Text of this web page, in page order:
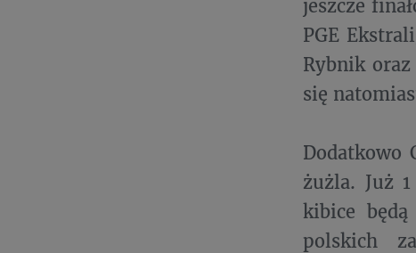
jeszcze
PGE
Rybnik
się
Dodatkowo
żużla. Już
kibice
polskich